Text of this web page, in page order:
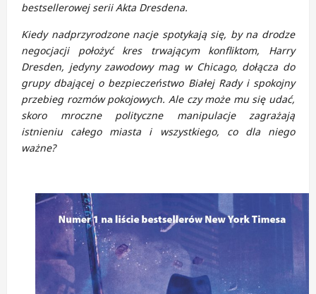
bestsellerowej serii Akta Dresdena.
Kiedy nadprzyrodzone nacje spotykają się, by na drodze
negocjacji położyć kres trwającym konfliktom, Harry
Dresden, jedyny zawodowy mag w Chicago, dołącza do
grupy dbającej o bezpieczeństwo Białej Rady i spokojny
przebieg rozmów pokojowych. Ale czy może mu się udać,
skoro mroczne polityczne manipulacje zagrażają
istnieniu całego miasta i wszystkiego, co dla niego
ważne?